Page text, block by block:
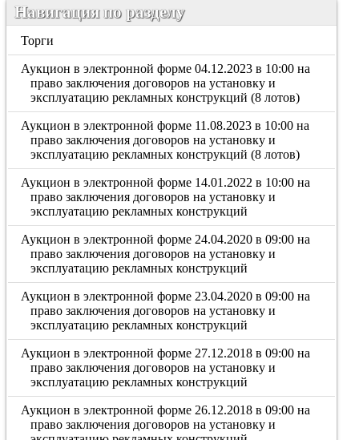
Навигация по разделу
Торги
Аукцион в электронной форме 04.12.2023 в 10:00 на
право заключения договоров на установку и
эксплуатацию рекламных конструкций (8 лотов)
Аукцион в электронной форме 11.08.2023 в 10:00 на
право заключения договоров на установку и
эксплуатацию рекламных конструкций (8 лотов)
Аукцион в электронной форме 14.01.2022 в 10:00 на
право заключения договоров на установку и
эксплуатацию рекламных конструкций
Аукцион в электронной форме 24.04.2020 в 09:00 на
право заключения договоров на установку и
эксплуатацию рекламных конструкций
Аукцион в электронной форме 23.04.2020 в 09:00 на
право заключения договоров на установку и
эксплуатацию рекламных конструкций
Аукцион в электронной форме 27.12.2018 в 09:00 на
право заключения договоров на установку и
эксплуатацию рекламных конструкций
Аукцион в электронной форме 26.12.2018 в 09:00 на
право заключения договоров на установку и